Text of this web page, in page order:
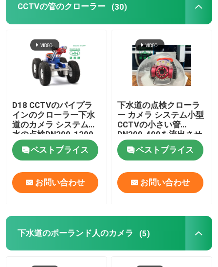
CCTVの管のクローラー (30)
D18 CCTVのパイプラ
インのクローラー下水
道のカメラ システム排
水の点検DN200-1200
ベストプライス
お問い合わせ
下水道の点検クローラ
ー カメラ システム小型
CCTVの小さい管
DN200-400を流出させ
なさい
ベストプライス
お問い合わせ
下水道のポーランド人のカメラ (5)